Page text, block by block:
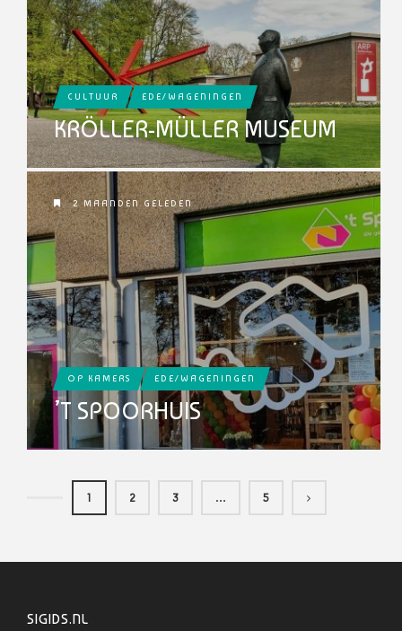
CULTUUR EDE/WAGENINGEN
KRÖLLER-MÜLLER MUSEUM
2 MAANDEN GELEDEN
OP KAMERS EDE/WAGENINGEN
’T SPOORHUIS
1 2 3 … 5
SIGIDS.NL